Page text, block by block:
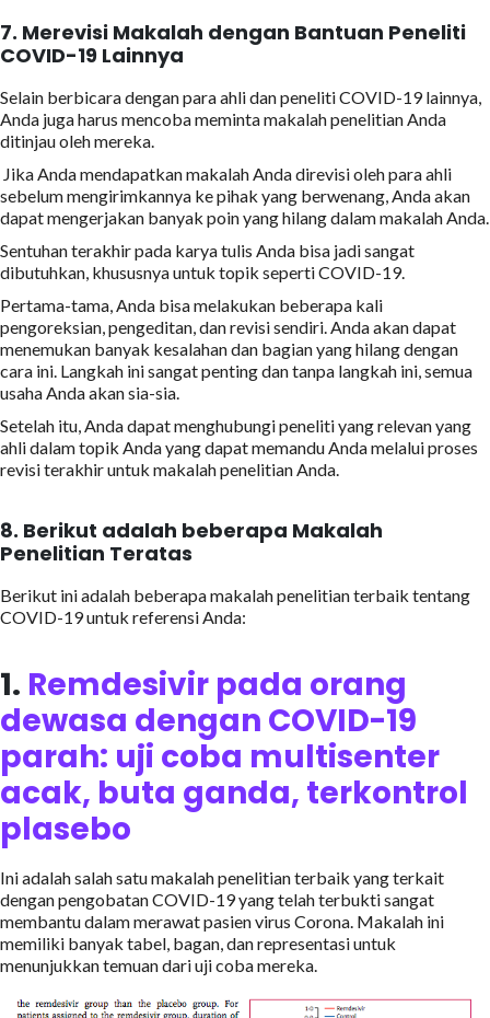
7. Merevisi Makalah dengan Bantuan Peneliti
COVID-19 Lainnya
Selain berbicara dengan para ahli dan peneliti COVID-19 lainnya,
Anda juga harus mencoba meminta makalah penelitian Anda
ditinjau oleh mereka.
Jika Anda mendapatkan makalah Anda direvisi oleh para ahli
sebelum mengirimkannya ke pihak yang berwenang, Anda akan
dapat mengerjakan banyak poin yang hilang dalam makalah Anda.
Sentuhan terakhir pada karya tulis Anda bisa jadi sangat
dibutuhkan, khususnya untuk topik seperti COVID-19.
Pertama-tama, Anda bisa melakukan beberapa kali
pengoreksian, pengeditan, dan revisi sendiri. Anda akan dapat
menemukan banyak kesalahan dan bagian yang hilang dengan
cara ini. Langkah ini sangat penting dan tanpa langkah ini, semua
usaha Anda akan sia-sia.
Setelah itu, Anda dapat menghubungi peneliti yang relevan yang
ahli dalam topik Anda yang dapat memandu Anda melalui proses
revisi terakhir untuk makalah penelitian Anda.
8. Berikut adalah beberapa Makalah
Penelitian Teratas
Berikut ini adalah beberapa makalah penelitian terbaik tentang
COVID-19 untuk referensi Anda:
1. Remdesivir pada orang
dewasa dengan COVID-19
parah: uji coba multisenter
acak, buta ganda, terkontrol
plasebo
Ini adalah salah satu makalah penelitian terbaik yang terkait
dengan pengobatan COVID-19 yang telah terbukti sangat
membantu dalam merawat pasien virus Corona. Makalah ini
memiliki banyak tabel, bagan, dan representasi untuk
menunjukkan temuan dari uji coba mereka.